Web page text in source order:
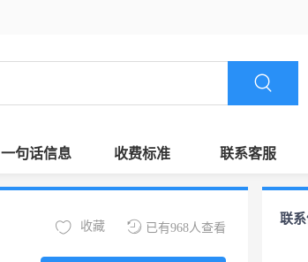
一句话信息 收费标准 联系客服
已有968人查看
收藏
联